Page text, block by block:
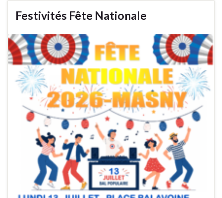
Festivités Fête Nationale